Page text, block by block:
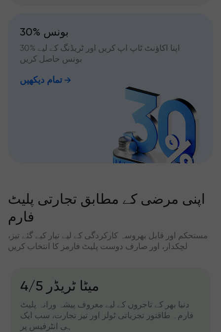
30% بونس
اپنا اکاؤنٹ ٹاپ اپ کریں اور ٹریڈنگ کے لیے %30
بونس حاصل کریں
تمام دیکھیں
اپنی مرضی کے مطابق تجارتی پلیٹ
فارم
مستحکم اور قابل بھروسہ کارکردگی کے لیے تیار کیے گئے تیز،
لچکدار، اور صارف دوست پلیٹ فارمز کا انتخاب کریں
میٹا ٹریڈر 4/5
دنیا بھر کے تاجروں کے لیے معروف پیشہ ورانہ پلیٹ
فارم۔ طاقتور تجزیاتی ٹولز اور تیز تجارت، سب ایک
ہی انٹرفیس پر